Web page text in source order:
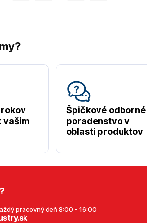
vašim
Špičkové odborné
poradenstvo v
oblasti produktov
pracovný deň 8:00 - 16:00